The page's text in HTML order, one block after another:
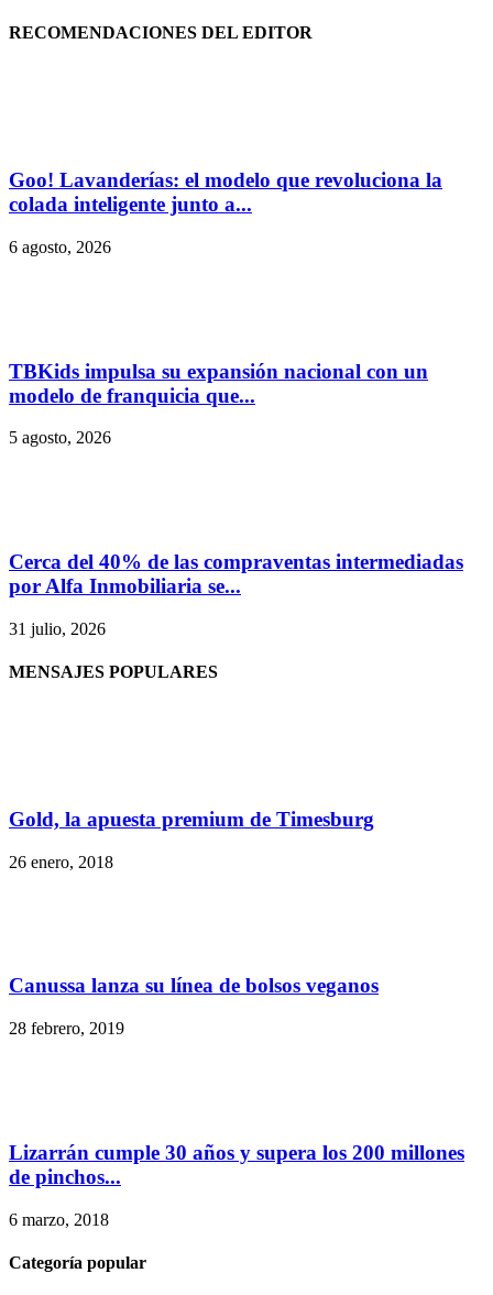
RECOMENDACIONES DEL EDITOR
Goo! Lavanderías: el modelo que revoluciona la
colada inteligente junto a...
6 agosto, 2026
TBKids impulsa su expansión nacional con un
modelo de franquicia que...
5 agosto, 2026
Cerca del 40% de las compraventas intermediadas
por Alfa Inmobiliaria se...
31 julio, 2026
MENSAJES POPULARES
Gold, la apuesta premium de Timesburg
26 enero, 2018
Canussa lanza su línea de bolsos veganos
28 febrero, 2019
Lizarrán cumple 30 años y supera los 200 millones
de pinchos...
6 marzo, 2018
Categoría popular